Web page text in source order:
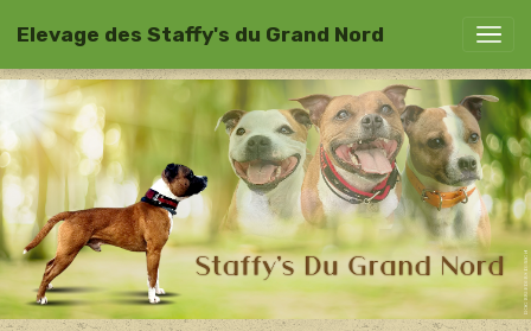
Elevage des Staffy's du Grand Nord